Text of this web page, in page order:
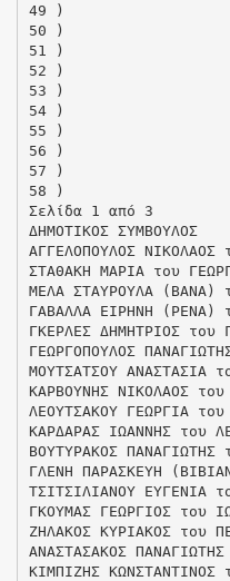
49 )
50 )
51 )
52 )
53 )
54 )
55 )
56 )
57 )
58 )
Σελίδα 1 από 3
ΔΗΜΟΤΙΚΟΣ ΣΥΜΒΟΥΛΟΣ
ΑΓΓΕΛΟΠΟΥΛΟΣ ΝΙΚΟΛΑΟΣ
ΣΤΑΘΑΚΗ ΜΑΡΙΑ του
ΜΕΛΑ ΣΤΑΥΡΟΥΛΑ (ΒΑΝΑ)
ΓΑΒΑΛΛΑ ΕΙΡΗΝΗ (ΡΕΝΑ)
ΓΚΕΡΛΕΣ ΔΗΜΗΤΡΙΟΣ του
ΓΕΩΡΓΟΠΟΥΛΟΣ
ΜΟΥΤΣΑΤΣΟΥ ΑΝΑΣΤΑΣΙΑ
ΚΑΡΒΟΥΝΗΣ ΝΙΚΟΛΑΟΣ του
ΛΕΟΥΤΣΑΚΟΥ ΓΕΩΡΓΙΑ του
ΚΑΡΔΑΡΑΣ ΙΩΑΝΝΗΣ του
ΒΟΥΤΥΡΑΚΟΣ ΠΑΝΑΓΙΩΤΗΣ
ΓΛΕΝΗ ΠΑΡΑΣΚΕΥΗ
ΤΣΙΤΣΙΛΙΑΝΟΥ ΕΥΓΕΝΙΑ
ΓΚΟΥΜΑΣ ΓΕΩΡΓΙΟΣ του
ΖΗΛΑΚΟΣ ΚΥΡΙΑΚΟΣ του
ΑΝΑΣΤΑΣΑΚΟΣ
ΚΙΜΠΙΖΗΣ ΚΩΝΣΤΑΝΤΙΝΟΣ